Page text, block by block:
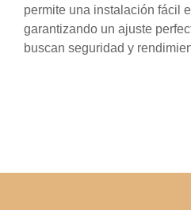
permite una instalación fácil
garantizando un ajuste
buscan seguridad y